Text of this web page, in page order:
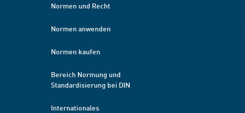
Normen und Recht
Normen anwenden
Normen kaufen
Bereich Normung und
Standardisierung bei DIN
Internationales